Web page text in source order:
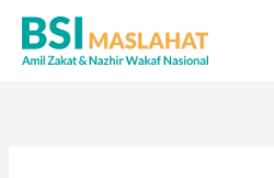
Lewati
konten